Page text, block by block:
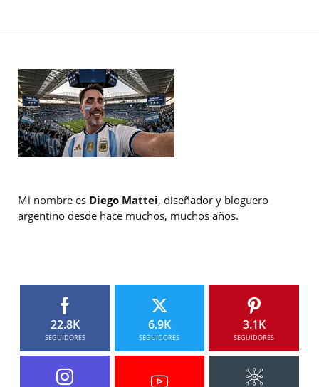
Mi nombre es Diego Mattei, diseñador y bloguero
argentino desde hace muchos, muchos años.
22.8K
SEGUIDORES
6.9K
SEGUIDORES
3.1K
SEGUIDORES